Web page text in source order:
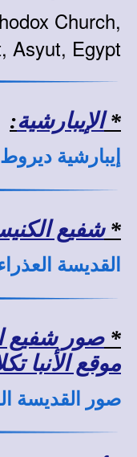
Church,
Asyut, Egypt
*الإيبارشية:
إيبارشية
*شفيع
القديسة
*صور شفيع
موقع الأنبا
صور القديسة